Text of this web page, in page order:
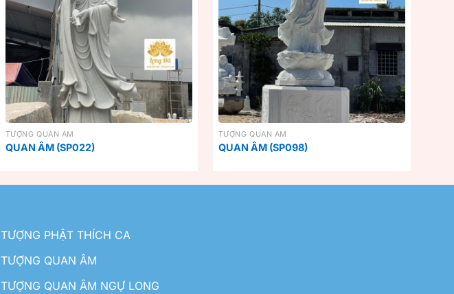
TƯỢNG QUAN ÂM
QUAN ÂM (SP022)
TƯỢNG QUAN ÂM
QUAN ÂM (SP098)
TƯỢNG PHẬT THÍCH CA
TƯỢNG QUAN ÂM
TƯỢNG QUAN ÂM NGỰ LONG